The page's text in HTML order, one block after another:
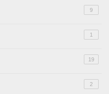
9
1
19
2